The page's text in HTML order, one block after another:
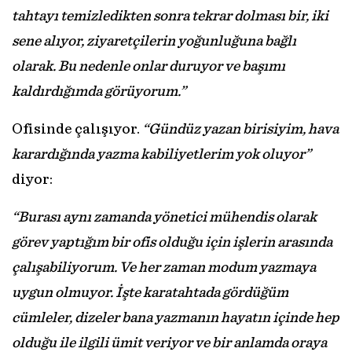
tahtayı temizledikten sonra tekrar dolması bir, iki
sene alıyor, ziyaretçilerin yoğunluğuna bağlı
olarak. Bu nedenle onlar duruyor ve başımı
kaldırdığımda görüyorum.”
Ofisinde çalışıyor. “Gündüz yazan birisiyim, hava
karardığında yazma kabiliyetlerim yok oluyor”
diyor:
“Burası aynı zamanda yönetici mühendis olarak
görev yaptığım bir ofis olduğu için işlerin arasında
çalışabiliyorum. Ve her zaman modum yazmaya
uygun olmuyor. İşte karatahtada gördüğüm
cümleler, dizeler bana yazmanın hayatın içinde hep
olduğu ile ilgili ümit veriyor ve bir anlamda oraya